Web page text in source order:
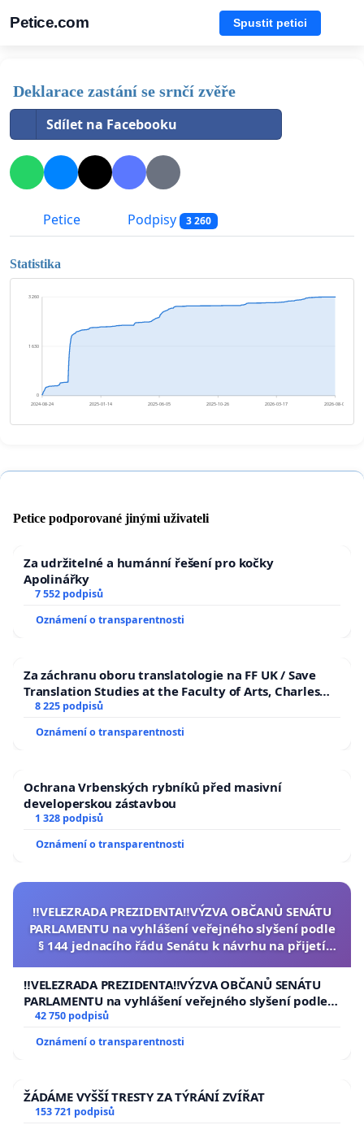
Petice.com Spustit petici
Deklarace zastání se srnčí zvěře
Sdílet na Facebooku
Petice Podpisy 3 260
Statistika
0
1 630
3 260
2024-08-24 2025-01-14 2025-06-05 2025-10-26 2026-03-17 2026-08-07
Petice podporované jinými uživateli
Za udržitelné a humánní řešení pro kočky
Apolinářky
7 552 podpisů
Oznámení o transparentnosti
Za záchranu oboru translatologie na FF UK / Save
Translation Studies at the Faculty of Arts, Charles
University
8 225 podpisů
Oznámení o transparentnosti
Ochrana Vrbenských rybníků před masivní
developerskou zástavbou
1 328 podpisů
Oznámení o transparentnosti
‼️VELEZRADA PREZIDENTA‼️VÝZVA OBČANŮ SENÁTU
PARLAMENTU na vyhlášení veřejného slyšení podle
§ 144 jednacího řádu Senátu k návrhu na přijetí
republiky
‼️VELEZRADA PREZIDENTA‼️VÝZVA OBČANŮ SENÁTU
PARLAMENTU na vyhlášení veřejného slyšení podle §
144 jednacího řádu Senátu k návrhu na přijetí
republiky
42 750 podpisů
Oznámení o transparentnosti
ŽÁDÁME VYŠŠÍ TRESTY ZA TÝRÁNÍ ZVÍŘAT
153 721 podpisů